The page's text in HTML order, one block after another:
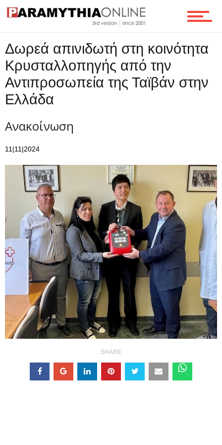
Επικοινωνία
Δωρεά απινιδωτή στη κοινότητα
Κρυσταλλοπηγής από την
Αντιπροσωπεία της Ταϊβάν στην
Ελλάδα
Ανακοίνωση
11|11|2024
SHARE